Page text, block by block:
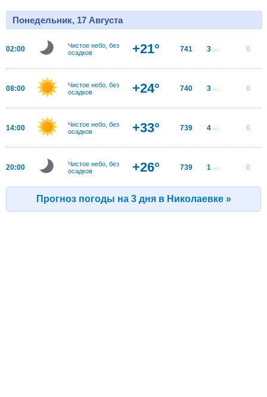
Понедельник, 17 Августа
02:00
Чистое небо, без
осадков
+21° 741 3 м/с 0
08:00
Чистое небо, без
осадков
+24° 740 3 м/с 0
14:00
Чистое небо, без
осадков
+33° 739 4 м/с 0
20:00
Чистое небо, без
осадков
+26° 739 1 м/с 0
Прогноз погоды на 3 дня в Николаевке »